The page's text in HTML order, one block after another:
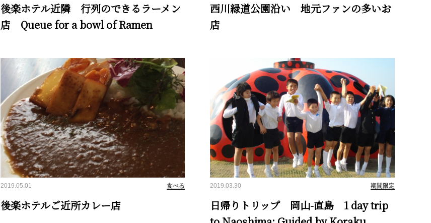
後楽ホテル近隣 行列のできるラーメン
店 Queue for a bowl of Ramen
西川緑道公園沿い 地元ファンの多いお
店
2019.05.01 食べる
後楽ホテルご近所カレー店
2019.03.30 期間限定
日帰りトリップ 岡山-直島 1 day trip